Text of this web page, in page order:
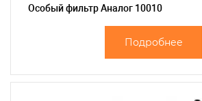
Особый фильтр Аналог 10010
Подробнее